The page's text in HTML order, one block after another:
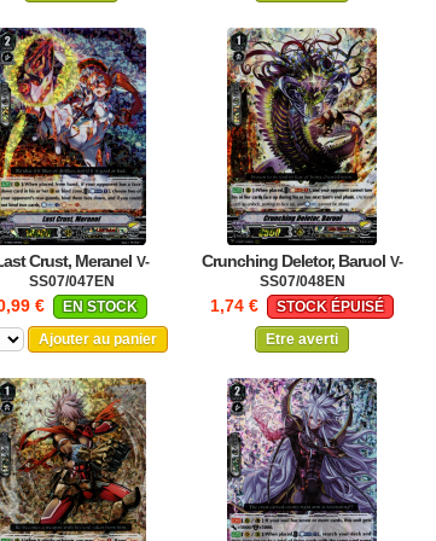
Crust, Meranel V-
SS07/047EN
€
EN STOCK
Ajouter au panier
Crunching Deletor, Baruol V-
SS07/048EN
1,74 €
STOCK ÉPUISÉ
Etre averti